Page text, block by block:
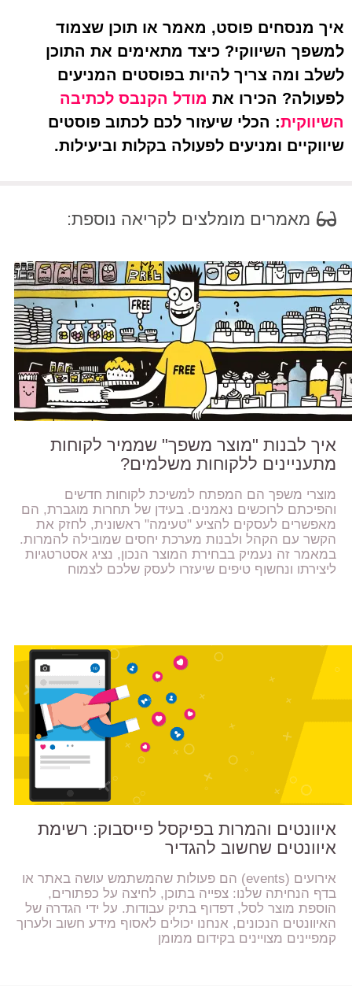
איך מנסחים פוסט, מאמר או תוכן שצמוד
למשפך השיווקי? כיצד מתאימים את התוכן
לשלב ומה צריך להיות בפוסטים המניעים
לפעולה? הכירו את מודל הקנבס לכתיבה
השיווקית: הכלי שיעזור לכם לכתוב פוסטים
שיווקיים ומניעים לפעולה בקלות וביעילות.
מאמרים מומלצים לקריאה נוספת:
איך לבנות "מוצר משפך" שממיר לקוחות
מתעניינים ללקוחות משלמים?
מוצרי משפך הם המפתח למשיכת לקוחות חדשים
והפיכתם לרוכשים נאמנים. בעידן של תחרות מוגברת, הם
מאפשרים לעסקים להציע "טעימה" ראשונית, לחזק את
הקשר עם הקהל ולבנות מערכת יחסים שמובילה להמרות.
במאמר זה נעמיק בבחירת המוצר הנכון, נציג אסטרטגיות
ליצירתו ונחשוף טיפים שיעזרו לעסק שלכם לצמוח
איוונטים והמרות בפיקסל פייסבוק: רשימת
איוונטים שחשוב להגדיר
אירועים (events) הם פעולות שהמשתמש עושה באתר או
בדף הנחיתה שלנו: צפייה בתוכן, לחיצה על כפתורים,
הוספת מוצר לסל, דפדוף בתיק עבודות. על ידי הגדרה של
האיוונטים הנכונים, אנחנו יכולים לאסוף מידע חשוב ולערוך
קמפיינים מצויינים בקידום ממומן